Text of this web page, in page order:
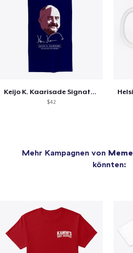
Keijo K. Kaarisade Signature Collection
$42
Mehr Kampagnen von Meme
könnten: